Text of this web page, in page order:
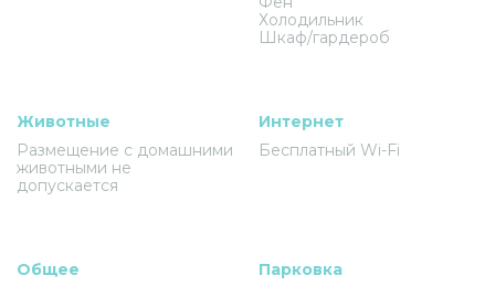
Холодильник
Шкаф/гардероб
Животные
Размещение с домашними
животными не
допускается
Интернет
Бесплатный Wi-Fi
Общее
Парковка